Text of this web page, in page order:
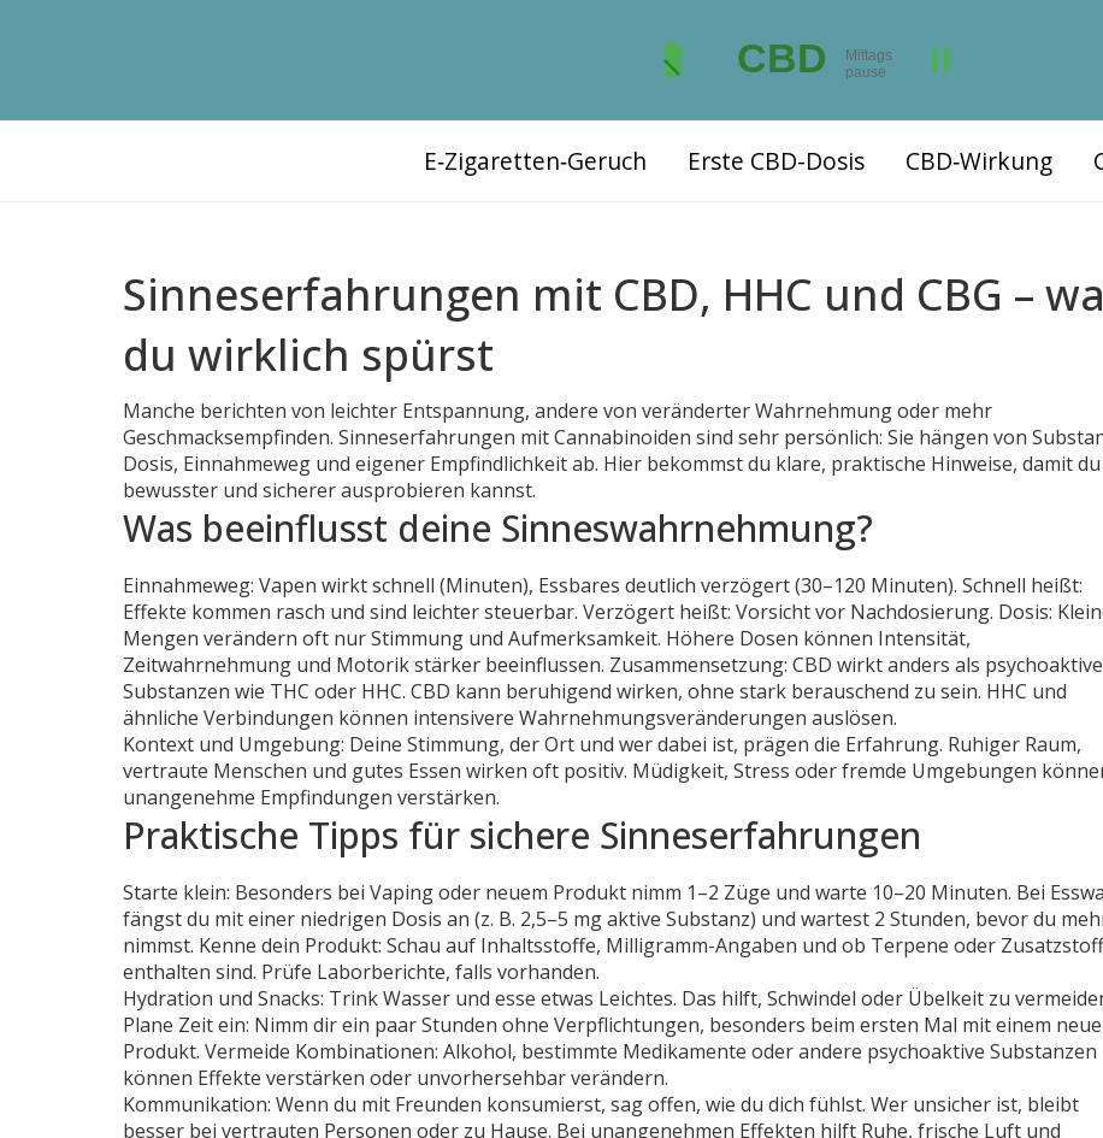
E‑Zigaretten‑Geruch Erste CBD-Dosis CBD‑Wirkung
Sinneserfahrungen mit CBD, HHC und CBG –
du wirklich spürst
Manche berichten von leichter Entspannung, andere von veränderter Wahrnehmung oder mehr
Geschmacksempfinden. Sinneserfahrungen mit Cannabinoiden sind sehr persönlich: Sie hängen von
Dosis, Einnahmeweg und eigener Empfindlichkeit ab. Hier bekommst du klare, praktische Hinweise, damit du
bewusster und sicherer ausprobieren kannst.
Was beeinflusst deine Sinneswahrnehmung?
Einnahmeweg: Vapen wirkt schnell (Minuten), Essbares deutlich verzögert (30–120 Minuten). Schnell heißt:
Effekte kommen rasch und sind leichter steuerbar. Verzögert heißt: Vorsicht vor Nachdosierung. Dosis:
Mengen verändern oft nur Stimmung und Aufmerksamkeit. Höhere Dosen können Intensität,
Zeitwahrnehmung und Motorik stärker beeinflussen. Zusammensetzung: CBD wirkt anders als psychoaktive
Substanzen wie THC oder HHC. CBD kann beruhigend wirken, ohne stark berauschend zu sein. HHC und
ähnliche Verbindungen können intensivere Wahrnehmungsveränderungen auslösen.
Kontext und Umgebung: Deine Stimmung, der Ort und wer dabei ist, prägen die Erfahrung. Ruhiger Raum,
vertraute Menschen und gutes Essen wirken oft positiv. Müdigkeit, Stress oder fremde Umgebungen
unangenehme Empfindungen verstärken.
Praktische Tipps für sichere Sinneserfahrungen
Starte klein: Besonders bei Vaping oder neuem Produkt nimm 1–2 Züge und warte 10–20 Minuten. Bei
fängst du mit einer niedrigen Dosis an (z. B. 2,5–5 mg aktive Substanz) und wartest 2 Stunden, bevor du
nimmst. Kenne dein Produkt: Schau auf Inhaltsstoffe, Milligramm-Angaben und ob Terpene oder
enthalten sind. Prüfe Laborberichte, falls vorhanden.
Hydration und Snacks: Trink Wasser und esse etwas Leichtes. Das hilft, Schwindel oder Übelkeit zu
Plane Zeit ein: Nimm dir ein paar Stunden ohne Verpflichtungen, besonders beim ersten Mal mit einem
Produkt. Vermeide Kombinationen: Alkohol, bestimmte Medikamente oder andere psychoaktive Substanzen
können Effekte verstärken oder unvorhersehbar verändern.
Kommunikation: Wenn du mit Freunden konsumierst, sag offen, wie du dich fühlst. Wer unsicher ist, bleibt
besser bei vertrauten Personen oder zu Hause. Bei unangenehmen Effekten hilft Ruhe, frische Luft und